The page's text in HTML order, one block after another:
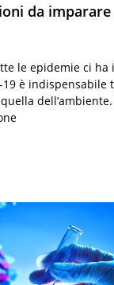
da
le epidemie ci ha
19 è indispensabile